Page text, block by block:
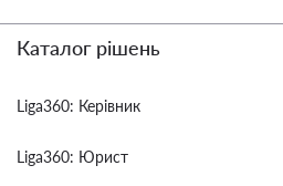
Каталог рішень
Liga360: Керівник
Liga360: Юрист